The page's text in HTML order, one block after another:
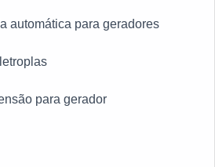
automática para geradores
para gerador